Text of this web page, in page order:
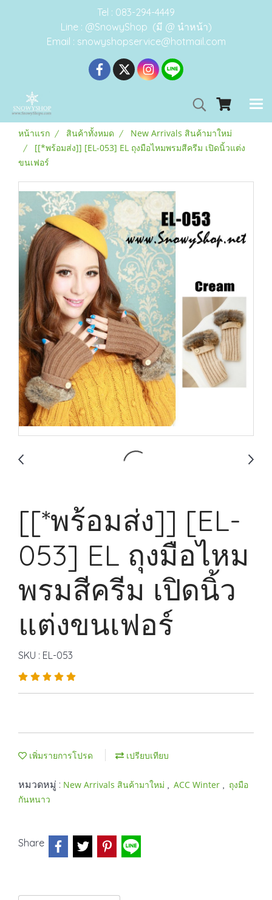
Tel : 083-294-4449
Line : @SnowyShop (มี @ นำหน้า)
Email : snowyshopservice@hotmail.com
หน้าแรก สินค้าทั้งหมด
New Arrivals สินค้ามาใหม่
[[*พร้อมส่ง]] [EL-053] EL ถุงมือไหมพรมสีครีม เปิดนิ้วแต่ง
ขนเฟอร์
[[*พร้อมส่ง]] [EL-
053] EL ถุงมือไหม
พรมสีครีม เปิดนิ้ว
แต่งขนเฟอร์
SKU : EL-053
เพิ่มรายการโปรด เปรียบเทียบ
หมวดหมู่ : New Arrivals สินค้ามาใหม่ , ACC Winter , ถุงมือ
กันหนาว
Share